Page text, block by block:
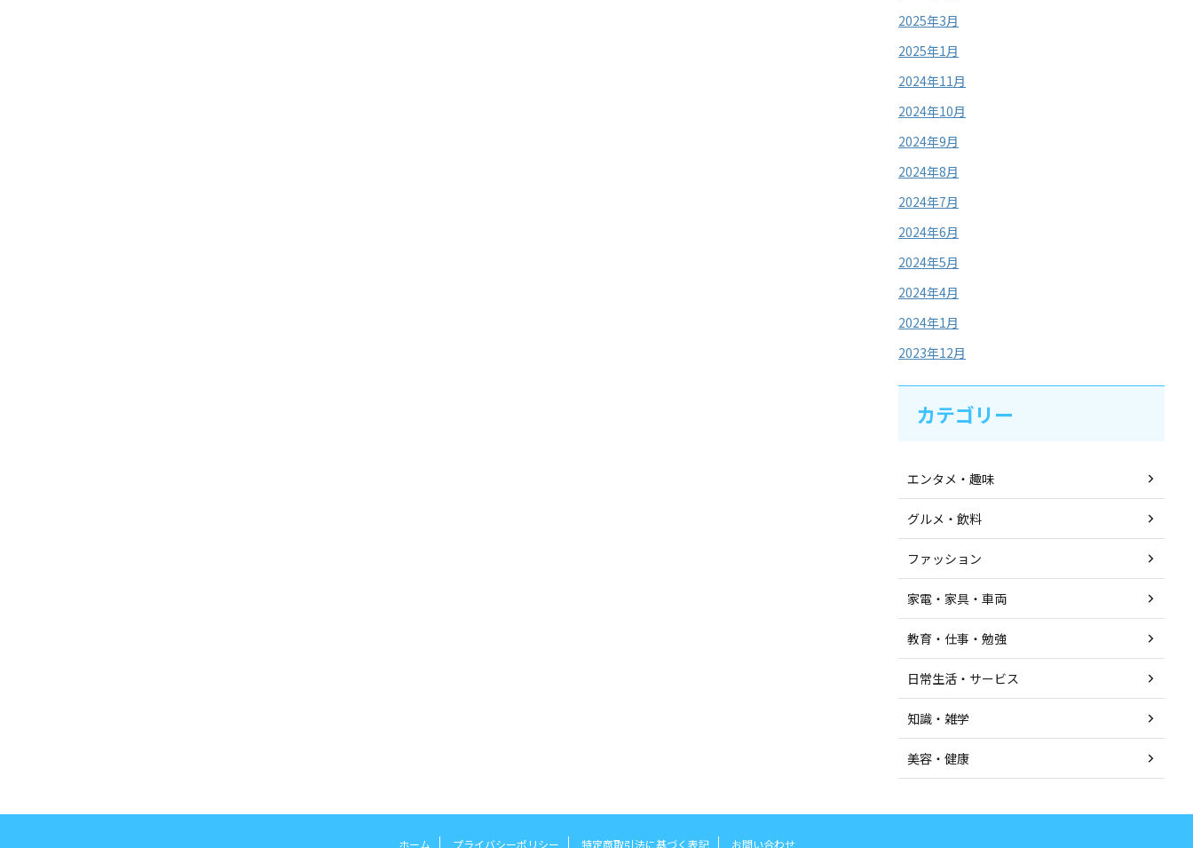
2025年3月
2025年1月
2024年11月
2024年10月
2024年9月
2024年8月
2024年7月
2024年6月
2024年5月
2024年4月
2024年1月
2023年12月
カテゴリー
エンタメ・趣味
グルメ・飲料
ファッション
家電・家具・車両
教育・仕事・勉強
日常生活・サービス
知識・雑学
美容・健康
ホーム プライバシーポリシー 特定商取引法に基づく表記 お問い合わせ